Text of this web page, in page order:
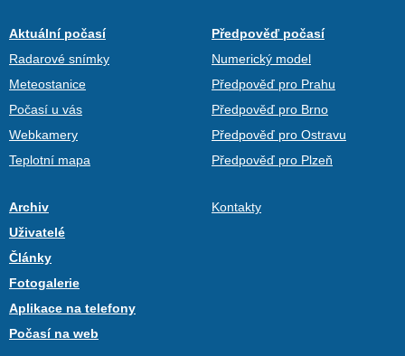
Aktuální počasí
Radarové snímky
Meteostanice
Počasí u vás
Webkamery
Teplotní mapa
Předpověď počasí
Numerický model
Předpověď pro Prahu
Předpověď pro Brno
Předpověď pro Ostravu
Předpověď pro Plzeň
Archiv
Uživatelé
Články
Fotogalerie
Aplikace na telefony
Počasí na web
Kontakty